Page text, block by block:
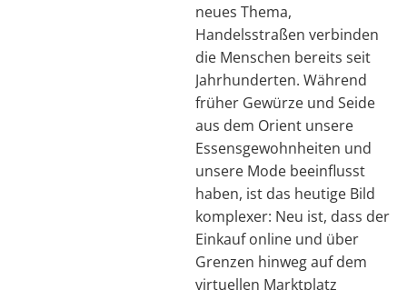
neues Thema,
Handelsstraßen verbinden
die Menschen bereits seit
Jahrhunderten. Während
früher Gewürze und Seide
aus dem Orient unsere
Essensgewohnheiten und
unsere Mode beeinflusst
haben, ist das heutige Bild
komplexer: Neu ist, dass der
Einkauf online und über
Grenzen hinweg auf dem
virtuellen Marktplatz